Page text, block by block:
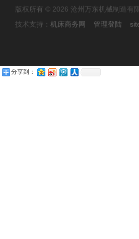
版权所有 © 2026 沧州万东机械制造有
技术支持： 机床商务网 管理登陆
分享到：